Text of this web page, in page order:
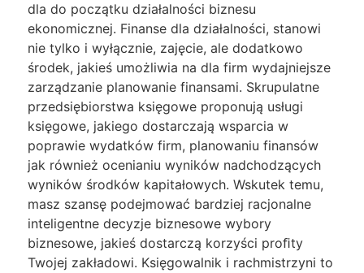
dla do początku działalności biznesu
ekonomicznej. Finanse dla działalności, stanowi
nie tylko i wyłącznie, zajęcie, ale dodatkowo
środek, jakieś umożliwia na dla firm wydajniejsze
zarządzanie planowanie finansami. Skrupulatne
przedsiębiorstwa księgowe proponują usługi
księgowe, jakiego dostarczają wsparcia w
poprawie wydatków firm, planowaniu finansów
jak również ocenianiu wyników nadchodzących
wyników środków kapitałowych. Wskutek temu,
masz szansę podejmować bardziej racjonalne
inteligentne decyzje biznesowe wybory
biznesowe, jakieś dostarczą korzyści proﬁty
Twojej zakładowi. Księgowalnik i rachmistrzyni to